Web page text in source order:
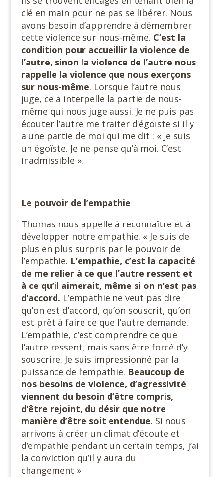
clé en main pour ne pas se libérer. Nous
avons besoin d’apprendre à démembrer
cette violence sur nous-même. C’est la
condition pour accueillir la violence de
l’autre, sinon la violence de l’autre nous
rappelle la violence que nous exerçons
sur nous-même. Lorsque l’autre nous
juge, cela interpelle la partie de nous-
même qui nous juge aussi. Je ne puis pas
écouter l’autre me traiter d’égoïste si il y
a une partie de moi qui me dit : « Je suis
un égoïste. Je ne pense qu’à moi. C’est
inadmissible ».
Le pouvoir de l’empathie
Thomas nous appelle à reconnaître et à
développer notre empathie. « Je suis de
plus en plus surpris par le pouvoir de
l’empathie. L’empathie, c’est la capacité
de me relier à ce que l’autre ressent et
à ce qu’il aimerait, même si on n’est pas
d’accord. L’empathie ne veut pas dire
qu’on est d’accord, qu’on souscrit, qu’on
est prêt à faire ce que l’autre demande.
L’empathie, c’est comprendre ce que
l’autre ressent, mais sans être forcé d’y
souscrire. Je suis impressionné par la
puissance de l’empathie. Beaucoup de
nos besoins de violence, d’agressivité
viennent du besoin d’être compris,
d’être rejoint, du désir que notre
manière d’être soit entendue. Si nous
arrivons à créer un climat d’écoute et
d’empathie pendant un certain temps, j’ai
la conviction qu’il y aura du
changement ».